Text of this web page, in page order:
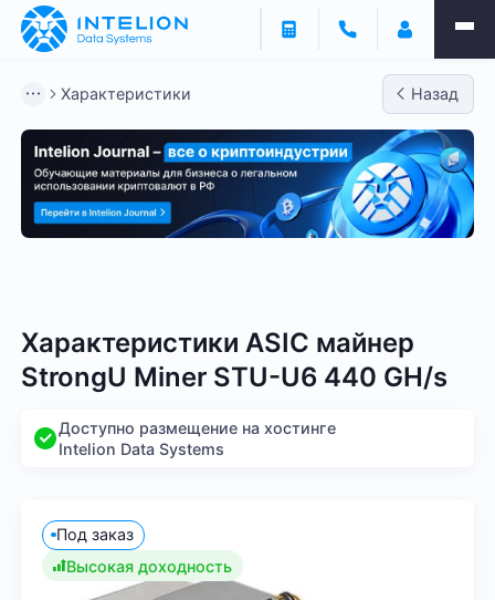
Характеристики Назад
Характеристики ASIC майнер
StrongU Miner STU-U6 440 GH/s
Доступно размещение на хостинге
Intelion Data Systems
Под заказ
Высокая доходность